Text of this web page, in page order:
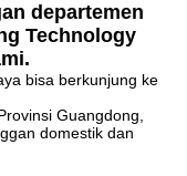
departemen
Technology
bisa berkunjung ke
Guangdong,
domestik dan